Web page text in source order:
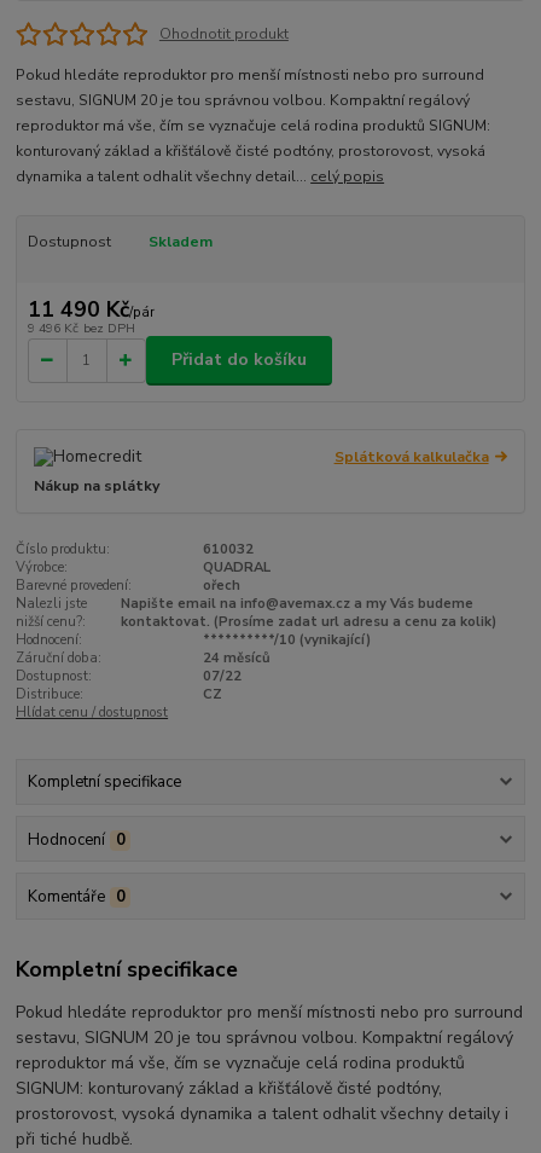
Ohodnotit produkt
Pokud hledáte reproduktor pro menší místnosti nebo pro surround
sestavu, SIGNUM 20 je tou správnou volbou. Kompaktní regálový
reproduktor má vše, čím se vyznačuje celá rodina produktů SIGNUM:
konturovaný základ a křišťálově čisté podtóny, prostorovost, vysoká
dynamika a talent odhalit všechny detail... celý popis
Dostupnost Skladem
11 490 Kč/pár
9 496 Kč bez DPH
Přidat do košíku
Splátková kalkulačka
Nákup na splátky
Číslo produktu:
610032
Výrobce:
QUADRAL
Barevné provedení:
ořech
Nalezli jste
nižší cenu?:
Napište email na info@avemax.cz a my Vás budeme
kontaktovat. (Prosíme zadat url adresu a cenu za kolik)
Hodnocení:
**********/10 (vynikající)
Záruční doba:
24 měsíců
Dostupnost:
07/22
Distribuce:
CZ
Hlídat cenu / dostupnost
Kompletní specifikace
Hodnocení 0
Komentáře 0
Kompletní specifikace
Pokud hledáte reproduktor pro menší místnosti nebo pro surround
sestavu, SIGNUM 20 je tou správnou volbou. Kompaktní regálový
reproduktor má vše, čím se vyznačuje celá rodina produktů
SIGNUM: konturovaný základ a křišťálově čisté podtóny,
prostorovost, vysoká dynamika a talent odhalit všechny detaily i
při tiché hudbě.